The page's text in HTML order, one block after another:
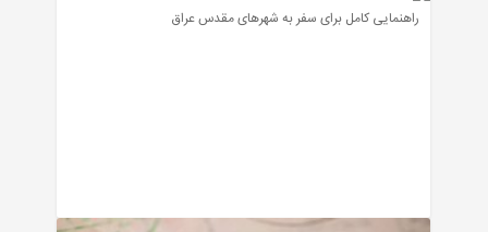
راهنمایی کامل برای سفر به شهرهای مقدس عراق